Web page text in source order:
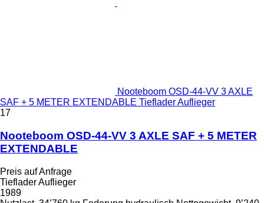
Nooteboom OSD-44-VV 3 AXLE
SAF + 5 METER EXTENDABLE Tieflader Auflieger
17
Nooteboom OSD-44-VV 3 AXLE SAF + 5 METER
EXTENDABLE
Preis auf Anfrage
Tieflader Auflieger
1989